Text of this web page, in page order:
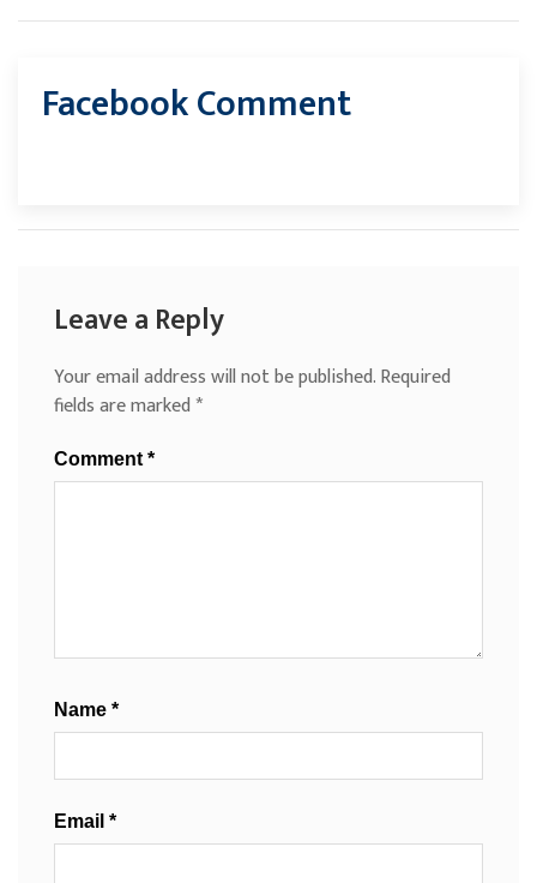
Facebook Comment
Leave a Reply
Your email address will not be published.Required
fields are marked*
Comment *
Name *
Email *